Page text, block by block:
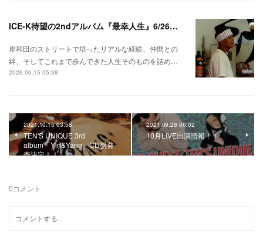
ICE-K待望の2ndアルバム『最幸人生』6/26リリース！
岸和田のストリートで培ったリアルな経験、仲間との
絆、そしてこれまで歩んできた人生そのものを詰め…
2026.06.15 05:38
2021.10.15 03:58
TEN'S UNIQUE 3rd
album「Yin&Yang」CD盤発
売決定！！
2021.09.28 06:02
10月LIVE出演情報！！
0コメント